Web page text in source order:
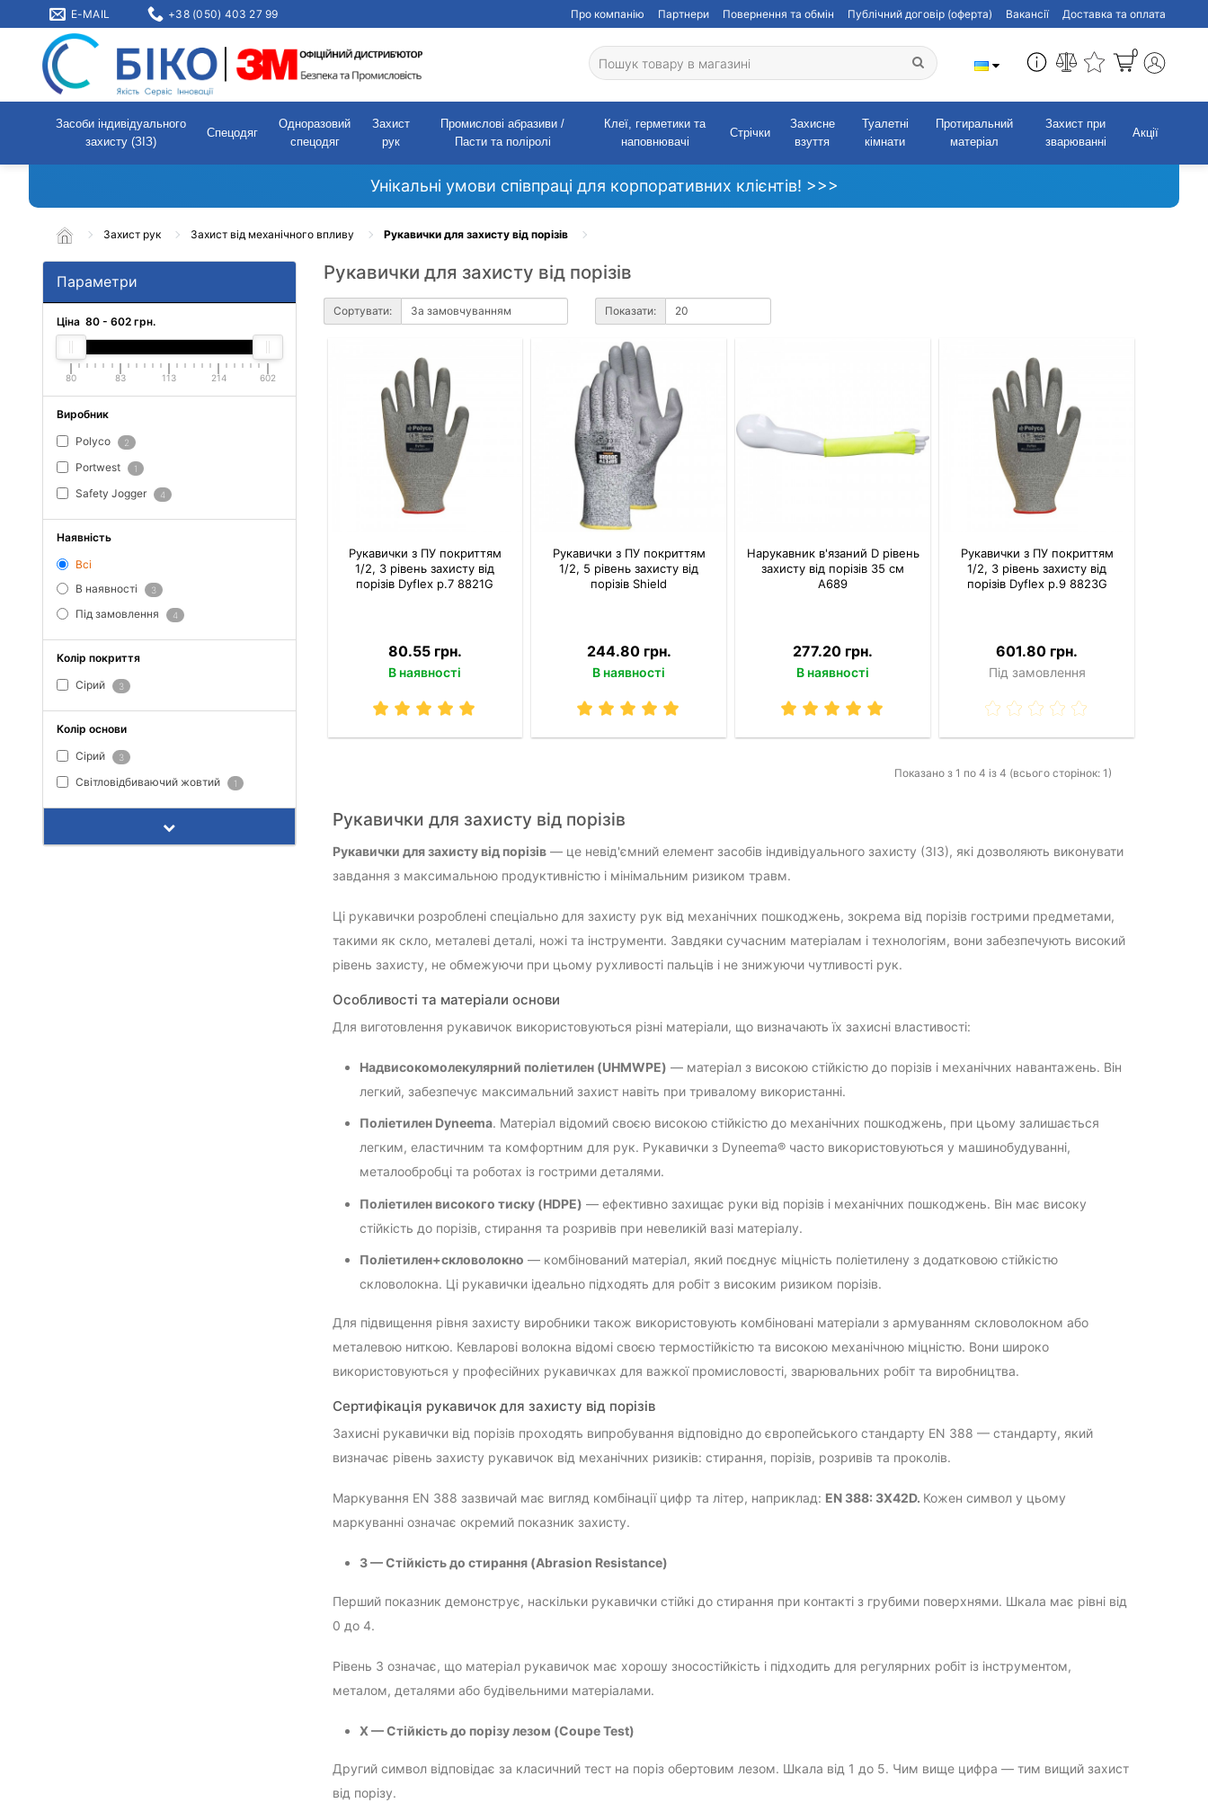
E-MAIL +38 (050) 403 27 99 Про компанію Партнери Повернення та обмін Публічний договір (оферта) Вакансії Доставка та оплата
0
Засоби індивідуального
захисту (ЗІЗ)
Спецодяг
Одноразовий
спецодяг
Захист
рук
Промислові абразиви /
Пасти та поліролі
Клеї, герметики та
наповнювачі
Стрічки
Захисне
взуття
Туалетні
кімнати
Протиральний
матеріал
Захист при
зварюванні
Акції
Унікальні умови співпраці для корпоративних клієнтів! >>>
Захист рук Захист від механічного впливу Рукавички для захисту від порізів
Параметри
Ціна 80 - 602 грн.
80 83 113 214 602
Виробник
Polyco 2
Portwest 1
Safety Jogger 4
Наявність
Всі
В наявності
3
Під замовлення 4
Колір покриття
Сірий 3
Колір основи
Сірий 3
Світловідбиваючий жовтий 1
Рукавички для захисту від порізів
Сортувати: Показати:
Рукавички з ПУ покриттям
1/2, 3 рівень захисту від
порізів Dyflex р.7 8821G
80.55 грн.
В наявності
Рукавички з ПУ покриттям
1/2, 5 рівень захисту від
порізів Shield
244.80 грн.
В наявності
Нарукавник в'язаний D рівень
захисту від порізів 35 см
A689
277.20 грн.
В наявності
Рукавички з ПУ покриттям
1/2, 3 рівень захисту від
порізів Dyflex р.9 8823G
601.80 грн.
Під замовлення
Показано з 1 по 4 із 4 (всього сторінок: 1)
Рукавички для захисту від порізів
Рукавички для захисту від порізів— це невід'ємний елемент засобів індивідуального захисту (ЗІЗ), які дозволяють виконувати
завдання з максимальною продуктивністю і мінімальним ризиком травм.
Ці рукавички розроблені спеціально для захисту рук від механічних пошкоджень, зокрема від порізів гострими предметами,
такими як скло, металеві деталі, ножі та інструменти. Завдяки сучасним матеріалам і технологіям, вони забезпечують високий
рівень захисту, не обмежуючи при цьому рухливості пальців і не знижуючи чутливості рук.
Особливості та матеріали основи
Для виготовлення рукавичок використовуються різні матеріали, що визначають їх захисні властивості:
Надвисокомолекулярний поліетилен (UHMWPE) — матеріал з високою стійкістю до порізів і механічних навантажень. Він
легкий, забезпечує максимальний захист навіть при тривалому використанні.
Поліетилен Dyneema. Матеріал відомий своєю високою стійкістю до механічних пошкоджень, при цьому залишається
легким, еластичним та комфортним для рук. Рукавички з Dyneema® часто використовуються у машинобудуванні,
металообробці та роботах із гострими деталями.
Поліетилен високого тиску (HDPE) — ефективно захищає руки від порізів і механічних пошкоджень. Він має високу
стійкість до порізів, стирання та розривів при невеликій вазі матеріалу.
Поліетилен+скловолокно — комбінований матеріал, який поєднує міцність поліетилену з додатковою стійкістю
скловолокна. Ці рукавички ідеально підходять для робіт з високим ризиком порізів.
Для підвищення рівня захисту виробники також використовують комбіновані матеріали з армуванням скловолокном або
металевою ниткою. Кевларові волокна відомі своєю термостійкістю та високою механічною міцністю. Вони широко
використовуються у професійних рукавичках для важкої промисловості, зварювальних робіт та виробництва.
Сертифікація рукавичок для захисту від порізів
Захисні рукавички від порізів проходять випробування відповідно до європейського стандарту EN 388 — стандарту, який
визначає рівень захисту рукавичок від механічних ризиків: стирання, порізів, розривів та проколів.
Маркування EN 388 зазвичай має вигляд комбінації цифр та літер, наприклад: EN 388: 3X42D. Кожен символ у цьому
маркуванні означає окремий показник захисту.
3 — Стійкість до стирання (Abrasion Resistance)
Перший показник демонструє, наскільки рукавички стійкі до стирання при контакті з грубими поверхнями. Шкала має рівні від
0 до 4.
Рівень 3 означає, що матеріал рукавичок має хорошу зносостійкість і підходить для регулярних робіт із інструментом,
металом, деталями або будівельними матеріалами.
X — Стійкість до порізу лезом (Coupe Test)
Другий символ відповідає за класичний тест на поріз обертовим лезом. Шкала від 1 до 5. Чим вище цифра — тим вищий захист
від порізу.